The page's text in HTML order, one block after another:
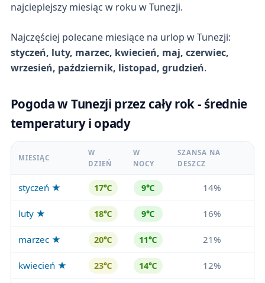
najcieplejszy miesiąc w roku w Tunezji.
Najczęściej polecane miesiące na urlop w Tunezji:
styczeń, luty, marzec, kwiecień, maj, czerwiec,
wrzesień, październik, listopad, grudzień.
Pogoda w Tunezji przez cały rok - średnie
temperatury i opady
MIESIĄC
W
DZIEŃ
W
NOCY
SZANSA NA
DESZCZ
styczeń ★ 17℃ 9℃ 14%
luty ★ 18℃ 9℃ 16%
marzec ★ 20℃ 11℃ 21%
kwiecień ★ 23℃ 14℃ 12%